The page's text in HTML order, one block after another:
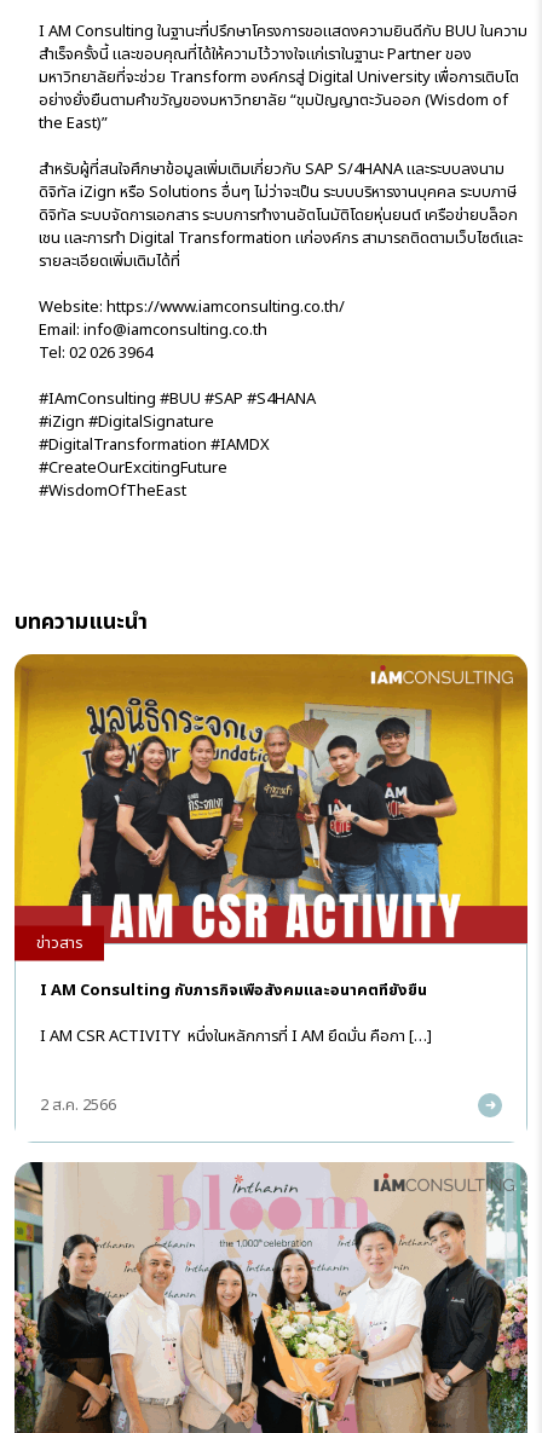
I AM Consulting ในฐานะที่ปรึกษาโครงการขอแสดงความยินดีกับ BUU ในความ
สำเร็จครั้งนี้ และขอบคุณที่ได้ให้ความไว้วางใจแก่เราในฐานะ Partner ของ
มหาวิทยาลัยที่จะช่วย Transform องค์กรสู่ Digital University เพื่อการเติบโต
อย่างยั่งยืนตามคำขวัญของมหาวิทยาลัย “ขุมปัญญาตะวันออก (Wisdom of
the East)”
สำหรับผู้ที่สนใจศึกษาข้อมูลเพิ่มเติมเกี่ยวกับ SAP S/4HANA และระบบลงนาม
ดิจิทัล iZign หรือ Solutions อื่นๆ ไม่ว่าจะเป็น ระบบบริหารงานบุคคล ระบบภาษี
ดิจิทัล ระบบจัดการเอกสาร ระบบการทำงานอัตโนมัติโดยหุ่นยนต์ เครือข่ายบล็อก
เชน และการทำ Digital Transformation แก่องค์กร สามารถติดตามเว็บไซต์และ
รายละเอียดเพิ่มเติมได้ที่
Website: https://www.iamconsulting.co.th/
Email: info@iamconsulting.co.th
Tel: 02 026 3964
#IAmConsulting #BUU #SAP #S4HANA
#iZign #DigitalSignature
#DigitalTransformation #IAMDX
#CreateOurExcitingFuture
#WisdomOfTheEast
บทความแนะนำ
I AM Consulting กับภารกิจเพื่อสังคมและอนาคตที่ยั่งยืน
I AM CSR ACTIVITY หนึ่งในหลักการที่ I AM ยึดมั่น คือกา […]
ข่าวสาร
2 ส.ค. 2566